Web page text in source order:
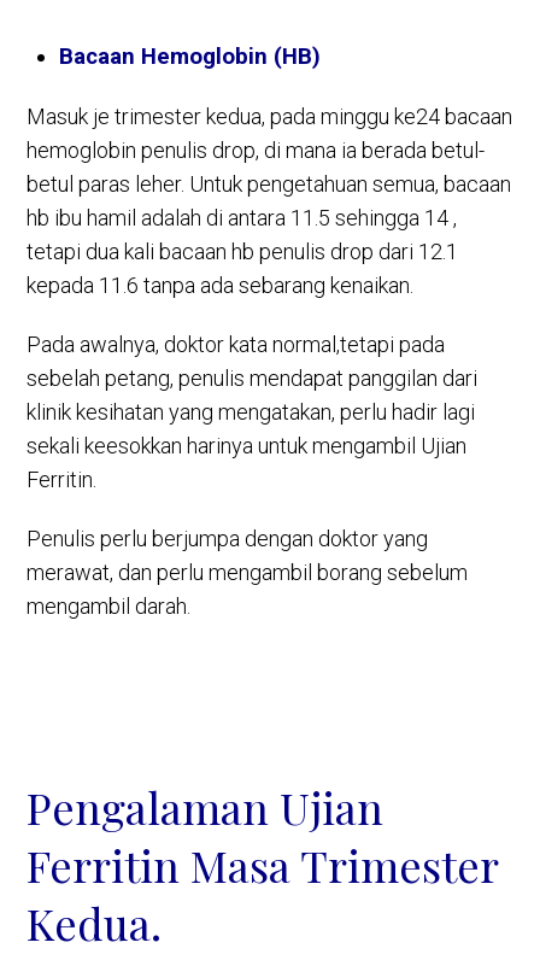
Bacaan Hemoglobin (HB)
Masuk je trimester kedua, pada minggu ke24 bacaan
hemoglobin penulis drop, di mana ia berada betul-
betul paras leher. Untuk pengetahuan semua, bacaan
hb ibu hamil adalah di antara 11.5 sehingga 14 ,
tetapi dua kali bacaan hb penulis drop dari 12.1
kepada 11.6 tanpa ada sebarang kenaikan.
Pada awalnya, doktor kata normal,tetapi pada
sebelah petang, penulis mendapat panggilan dari
klinik kesihatan yang mengatakan, perlu hadir lagi
sekali keesokkan harinya untuk mengambil Ujian
Ferritin.
Penulis perlu berjumpa dengan doktor yang
merawat, dan perlu mengambil borang sebelum
mengambil darah.
Pengalaman Ujian
Ferritin Masa Trimester
Kedua.